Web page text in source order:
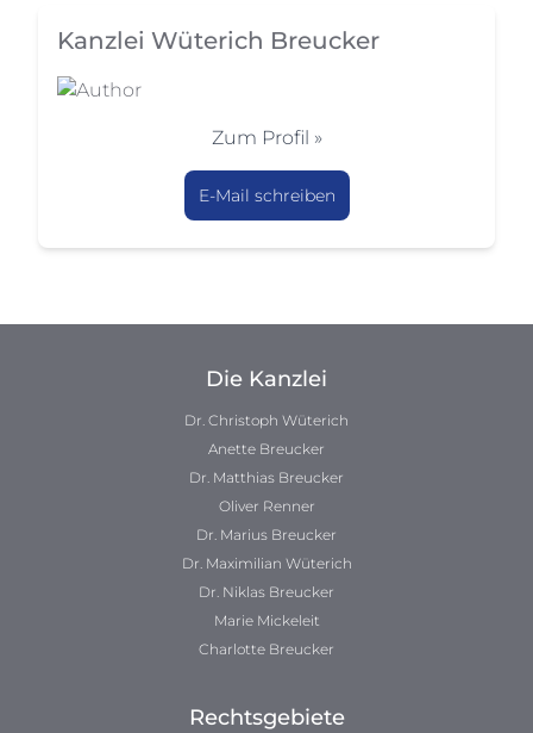
Kanzlei Wüterich Breucker
Zum Profil »
E-Mail schreiben
Die Kanzlei
Dr. Christoph Wüterich
Anette Breucker
Dr. Matthias Breucker
Oliver Renner
Dr. Marius Breucker
Dr. Maximilian Wüterich
Dr. Niklas Breucker
Marie Mickeleit
Charlotte Breucker
Rechtsgebiete